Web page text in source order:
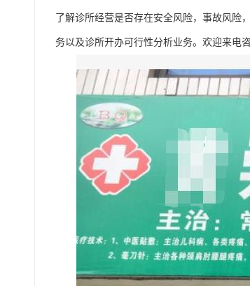
了解诊所经营是否存在安全风险，事故风
务以及诊所开办可行性分析业务。欢迎来电咨